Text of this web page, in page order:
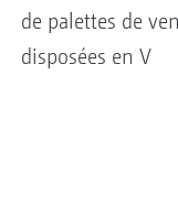
de palettes de
disposées en V